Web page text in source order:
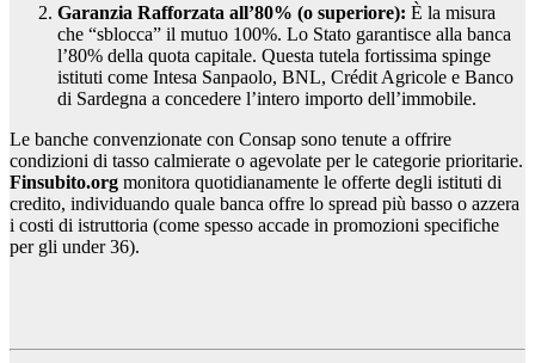
Garanzia Rafforzata all’80% (o superiore): È la misura
che “sblocca” il mutuo 100%. Lo Stato garantisce alla banca
l’80% della quota capitale. Questa tutela fortissima spinge
istituti come Intesa Sanpaolo, BNL, Crédit Agricole e Banco
di Sardegna a concedere l’intero importo dell’immobile.
Le banche convenzionate con Consap sono tenute a offrire
condizioni di tasso calmierate o agevolate per le categorie prioritarie.
Finsubito.org monitora quotidianamente le offerte degli istituti di
credito, individuando quale banca offre lo spread più basso o azzera
i costi di istruttoria (come spesso accade in promozioni specifiche
per gli under 36).